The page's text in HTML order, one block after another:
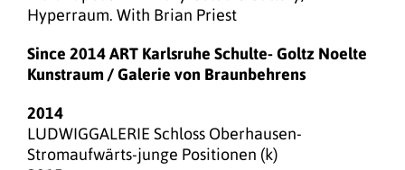
Hyperraum. With Brian Priest
Since 2014 ART Karlsruhe Schulte- Goltz Noelte
Kunstraum / Galerie von Braunbehrens
2014
LUDWIGGALERIE Schloss Oberhausen-
Stromaufwärts-junge Positionen (k)